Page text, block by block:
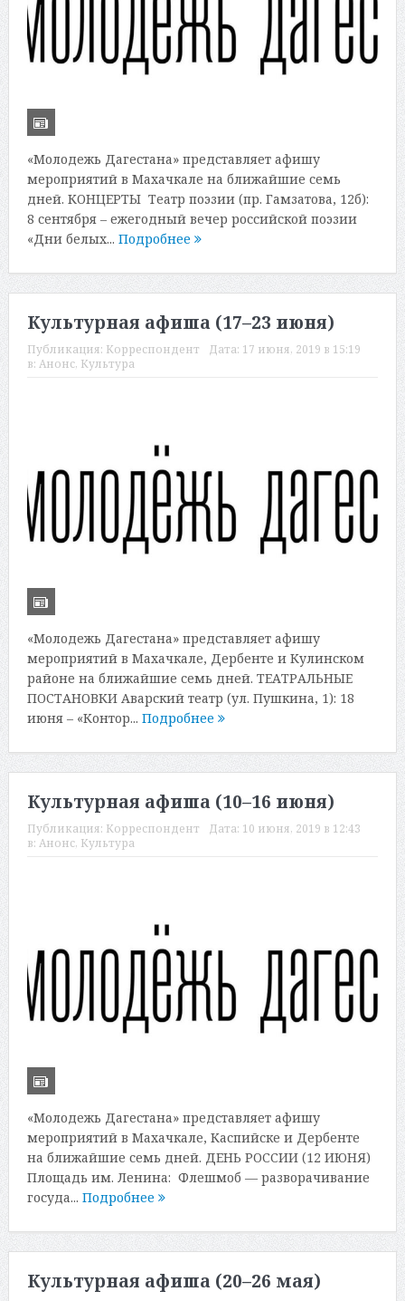
«Молодежь Дагестана» представляет афишу
мероприятий в Махачкале на ближайшие семь
дней. КОНЦЕРТЫ Театр поэзии (пр. Гамзатова, 12б):
8 сентября – ежегодный вечер российской поэзии
«Дни белых... Подробнее
Культурная афиша (17–23 июня)
Публикация: Корреспондент Дата: 17 июня, 2019 в 15:19
в: Анонс, Культура
«Молодежь Дагестана» представляет афишу
мероприятий в Махачкале, Дербенте и Кулинском
районе на ближайшие семь дней. ТЕАТРАЛЬНЫЕ
ПОСТАНОВКИ Аварский театр (ул. Пушкина, 1): 18
июня – «Контор... Подробнее
Культурная афиша (10–16 июня)
Публикация: Корреспондент Дата: 10 июня, 2019 в 12:43
в: Анонс, Культура
«Молодежь Дагестана» представляет афишу
мероприятий в Махачкале, Каспийске и Дербенте
на ближайшие семь дней. ДЕНЬ РОССИИ (12 ИЮНЯ)
Площадь им. Ленина: Флешмоб — разворачивание
госуда... Подробнее
Культурная афиша (20–26 мая)